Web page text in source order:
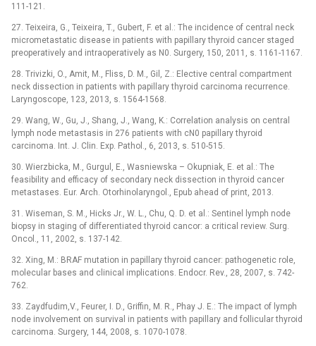
111-121.
27. Teixeira, G., Teixeira, T., Gubert, F. et al.: The incidence of central neck
micrometastatic disease in patients with papillary thyroid cancer staged
preoperatively and intraoperatively as N0. Surgery, 150, 2011, s. 1161-1167.
28. Trivizki, O., Amit, M., Fliss, D. M., Gil, Z.: Elective central compartment
neck dissection in patients with papillary thyroid carcinoma recurrence.
Laryngoscope, 123, 2013, s. 1564-1568.
29. Wang, W., Gu, J., Shang, J., Wang, K.: Correlation analysis on central
lymph node metastasis in 276 patients with cN0 papillary thyroid
carcinoma. Int. J. Clin. Exp. Pathol., 6, 2013, s. 510-515.
30. Wierzbicka, M., Gurgul, E., Wasniewska –⁠ Okupniak, E. et al.: The
feasibility and efficacy of secondary neck dissection in thyroid cancer
metastases. Eur. Arch. Otorhinolaryngol., Epub ahead of print, 2013.
31. Wiseman, S. M., Hicks Jr., W. L., Chu, Q. D. et al.: Sentinel lymph node
biopsy in staging of differentiated thyroid cancor: a critical review. Surg.
Oncol., 11, 2002, s. 137-142.
32. Xing, M.: BRAF mutation in papillary thyroid cancer: pathogenetic role,
molecular bases and clinical implications. Endocr. Rev., 28, 2007, s. 742-
762.
33. Zaydfudim,V., Feurer, I. D., Griffin, M. R., Phay J. E.: The impact of lymph
node involvement on survival in patients with papillary and follicular thyroid
carcinoma. Surgery, 144, 2008, s. 1070-1078.